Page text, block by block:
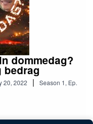
dommedag?
bedrag
20, 2022 | Season 1, Ep.